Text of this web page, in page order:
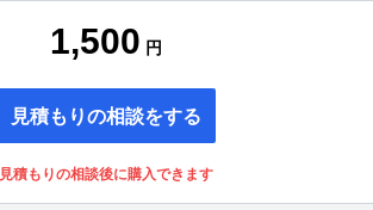
1,500 円
見積もりの相談をする
見積もりの相談後に購入できます